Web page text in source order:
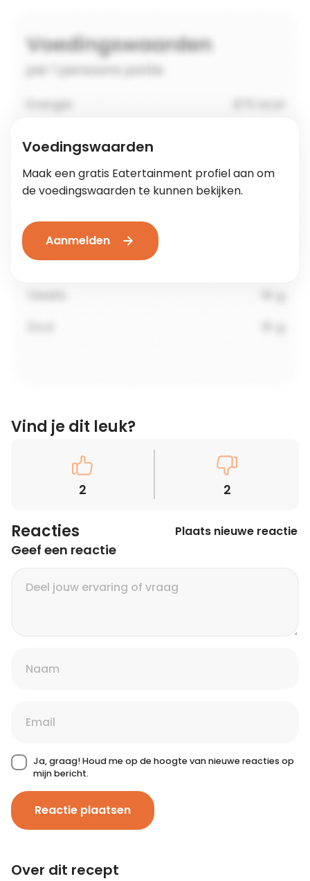
Voedingswaarden
Maak een gratis Eatertainment profiel aan om
de voedingswaarden te kunnen bekijken.
Aanmelden
Vind je dit leuk?
2 2
Reacties Plaats nieuwe reactie
Geef een reactie
Ja, graag! Houd me op de hoogte van nieuwe reacties op
mijn bericht.
Reactie plaatsen
Over dit recept